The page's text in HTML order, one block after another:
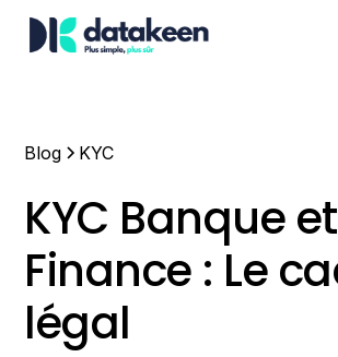
Blog KYC
KYC Banque et
Finance : Le
légal